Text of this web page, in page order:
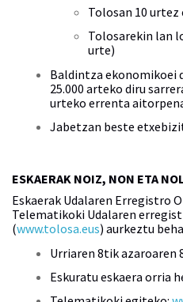
Tolosan 10
Tolosarekin lan
urte)
Baldintza ekonomikoei
25.000 arteko diru
urteko errenta
Jabetzan beste
ESKAERAK NOIZ, NON ETA
Eskaerak Udalaren Erregistro
Telematikoki Udalaren
(www.tolosa.eus) aurkeztu
Urriaren 8tik azaroaren
Eskuratu eskaera orria